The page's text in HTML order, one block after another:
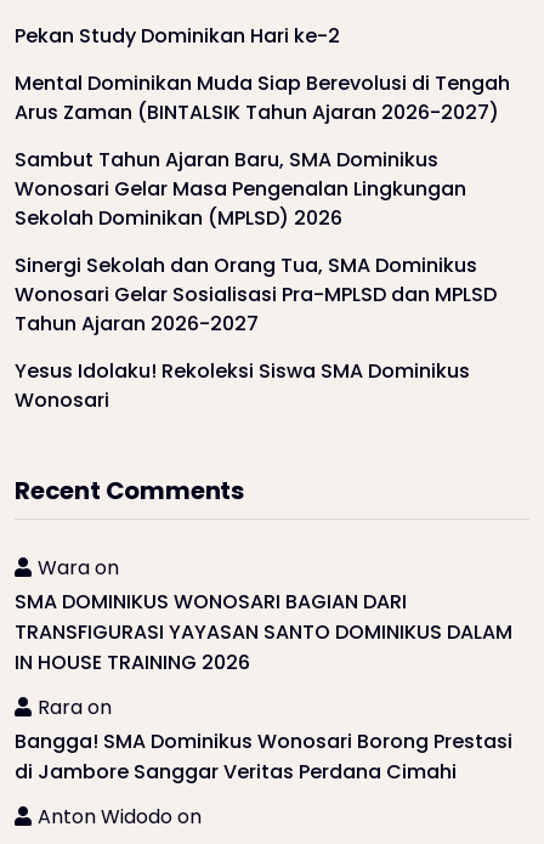
Pekan Study Dominikan Hari ke-2
Mental Dominikan Muda Siap Berevolusi di Tengah
Arus Zaman (BINTALSIK Tahun Ajaran 2026-2027)
Sambut Tahun Ajaran Baru, SMA Dominikus
Wonosari Gelar Masa Pengenalan Lingkungan
Sekolah Dominikan (MPLSD) 2026
Sinergi Sekolah dan Orang Tua, SMA Dominikus
Wonosari Gelar Sosialisasi Pra-MPLSD dan MPLSD
Tahun Ajaran 2026-2027
Yesus Idolaku! Rekoleksi Siswa SMA Dominikus
Wonosari
Recent Comments
Waraon
SMA DOMINIKUS WONOSARI BAGIAN DARI
TRANSFIGURASI YAYASAN SANTO DOMINIKUS DALAM
IN HOUSE TRAINING 2026
Raraon
Bangga! SMA Dominikus Wonosari Borong Prestasi
di Jambore Sanggar Veritas Perdana Cimahi
Anton Widodoon